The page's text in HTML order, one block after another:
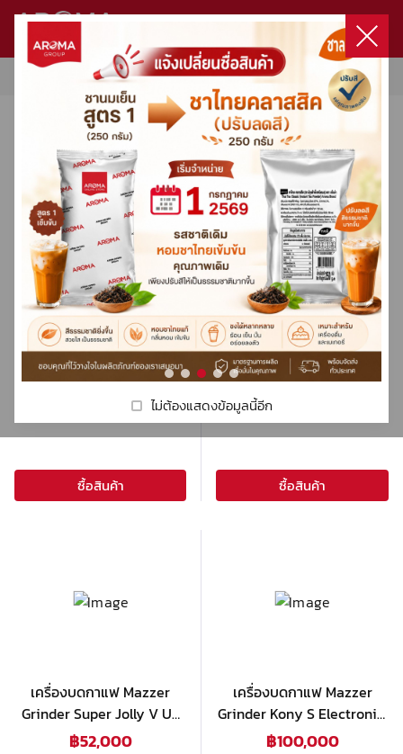
ไม่ต้องแสดงข้อมูลนี้อีก
ไม่มีสินค้าในตะกร้า
เลือกซื้อสินค้า เข้าสู่ระบบ
ลงทะเบียน
สินค้า
หน้าแรก
โปรโมชั่น
การสั่งซื้อและจัดส่ง
สูตรเครื่องดื่มขายดี
คอร์สกาแฟ
รีวิวร้านกาแฟ
โปรโมชั่นทั้งหมด
Machines Promotion
Victoria Arduino
เกี่ยวกับเรา
ติดต่อเรา
สินค้าทั้งหมด
เครื่องชงกาแฟ / เครื่องบดกาแฟ
เครื่องชงกาแฟ / เครื่องบดกาแฟทั้งหมด
Fully-Automatic
Semi-Automatic
Victoria Arduino
Wega
Crem / Expobar
Xlvi
Coffee Grinders
Victoria Arduino
Mahlkonig
Mazzer
Automatic Tamper
Product Set
Product Set ทั้งหมด
Capsule
Capsule ทั้งหมด
Capsule Coffee Machine
Capsule Coffee Machineทั้งหมด
เมล็ดกาแฟคั่ว
เมล็ดกาแฟคั่ว ทั้งหมด
Aroma Original Blend
Aroma Premium Blend
Organic Coffee
Special Blend
Lio
ผลิตภัณฑ์กลุ่มนม
ผลิตภัณฑ์กลุ่มนม ทั้งหมด
DaVinci ทั้งหมด
Classic Syrup
True To Fruit Syrup
Luxury Dessert Syrup
Floral Syrup
Premium Sauce
Real Fruit Mixes
Beverage Mix
Beverage Base
HARIO ทั้งหมด
Filter
Dripper
Grinder
Server
Kettle
Syphon
Set Drip
Tea maker
Milklab
Milklab ทั้งหมด
ชาทั้งหมด
3 in 1
Matcha
Premix
Tea Leaf
โกโก้ ทั้งหมด
3 in 1 Express Cup
Premix
Pure 100%
น้ำผลไม้ผสมเนื้อผลไม้ & ไซรัป
น้ำผลไม้ผสมเนื้อผลไม้ & ไซรัปทั้งหมด
Fruit Concentrate
Syrup
Fruit Based Preparation
Fruitti Smoothie
Fruitti Juice
ผงสำเร็จรูปทั้งหมด
3 in 1
Condiment
Premix
ผลิตภัณฑ์กลุ่มกาแฟ
ผลิตภัณฑ์กลุ่มกาแฟทั้งหมด
Drip Coffee
Premix
3 in 1 Express Cup
ท๊อปปิ้ง
ท๊อปปิ้ง ทั้งหมด
Topping
Sauce
อุปกรณ์อื่นๆ ทั้งหมด
อะไหล่เครื่องชง
อุปกรณ์อื่นๆ
Double Wall
เครื่องชงกาแฟ / เครื่องบดกาแฟ
สินค้าเครื่องชงกาแฟ / เครื่องบดกาแฟแนะนำ
Mahlkonig X54 สีดำ (New
Version) เครื่องบดกาแฟ มา
โคนิค รุ่น X54 (เวอร์ชั่นใหม่)
23,000
ซื้อสินค้า
เครื่องแทมป์อัตโนมัติ
Puqpress mod. PUQPress Q
(GEN6) White
฿
ซื้อสินค้า
เครื่องบดกาแฟ Mazzer
Grinder Super Jolly V Up
Electronic, Black
฿52,000
เครื่องบดกาแฟ Mazzer
Grinder Kony S Electronic,
Black
฿100,000